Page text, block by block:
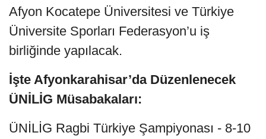
Afyon Kocatepe Üniversitesi ve Türkiye
Üniversite Sporları Federasyon’u iş
birliğinde yapılacak.
İşte Afyonkarahisar’da Düzenlenecek
ÜNİLİG Müsabakaları:
ÜNİLİG Ragbi Türkiye Şampiyonası - 8-10